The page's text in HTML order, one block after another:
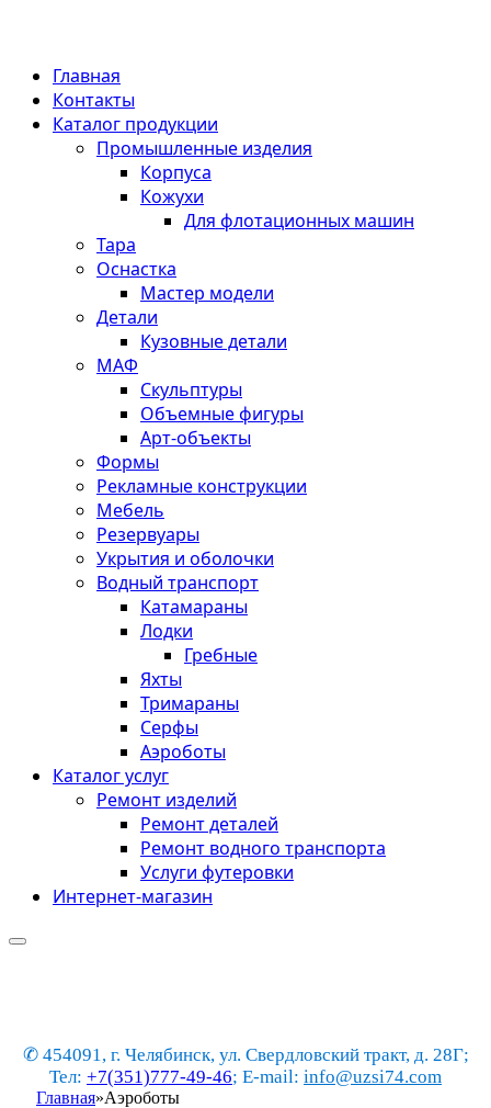
Главная
Контакты
Каталог продукции
Промышленные изделия
Корпуса
Кожухи
Для флотационных машин
Тара
Оснастка
Мастер модели
Детали
Кузовные детали
МАФ
Скульптуры
Объемные фигуры
Арт-объекты
Формы
Рекламные конструкции
Мебель
Резервуары
Укрытия и оболочки
Водный транспорт
Катамараны
Лодки
Гребные
Яхты
Тримараны
Серфы
Аэроботы
Каталог услуг
Ремонт изделий
Ремонт деталей
Ремонт водного транспорта
Услуги футеровки
Интернет-магазин
✆ 454091, г. Челябинск, ул. Свердловский тракт, д. 28Г;
Тел: +7(351)777-49-46; E-mail: info@uzsi74.com
Главная»Аэроботы